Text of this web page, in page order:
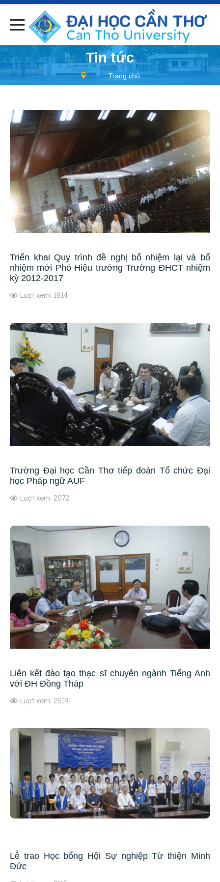
Tin tức
Trang chủ
Triển khai Quy trình đề nghị bổ nhiệm lại và bổ
nhiệm mới Phó Hiệu trưởng Trường ĐHCT nhiệm
kỳ 2012-2017
Lượt xem: 1814
Trường Đại học Cần Thơ tiếp đoàn Tổ chức Đại
học Pháp ngữ AUF
Lượt xem: 2072
Liên kết đào tạo thạc sĩ chuyên ngành Tiếng Anh
với ĐH Đồng Tháp
Lượt xem: 2519
Lễ trao Học bổng Hội Sự nghiệp Từ thiện Minh
Đức